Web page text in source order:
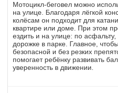
Мотоцикл-беговел можно
на улице. Благодаря лёгкой
колёсам он подходит для
квартире или доме. При этом
ездить и на улице: по
дорожке в парке. Главное,
безопасной и без резких
помогает ребёнку развивать
уверенность в движении.